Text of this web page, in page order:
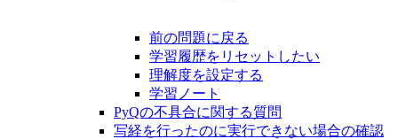
前の問題に戻る
学習履歴をリセットしたい
理解度を設定する
学習ノート
PyQの不具合に関する質問
写経を行ったのに実行できない場合の確認